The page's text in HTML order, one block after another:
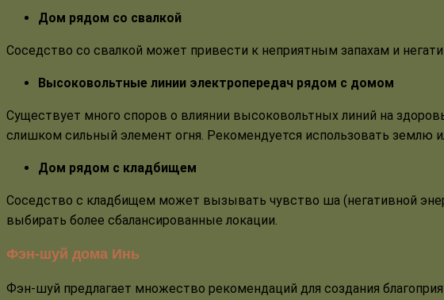
Дом рядом со свалкой
Соседство со свалкой может привести к неприятным запахам и
Высоковольтные линии электропередач рядом с домом
Существует много споров о влиянии высоковольтных линий на
слишком сильный элемент огня. Рекомендуется использовать землю
Дом рядом с кладбищем
Соседство с кладбищем может вызывать чувство ша (негативной
выбирать более сбалансированные локации.
Фэн-шуй дома Инь
Фэн-шуй предлагает множество рекомендаций для создания